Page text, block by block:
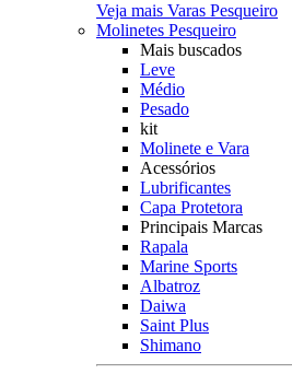
Veja mais Varas Pesqueiro
Molinetes Pesqueiro
Mais buscados
Leve
Médio
Pesado
kit
Molinete e Vara
Acessórios
Lubrificantes
Capa Protetora
Principais Marcas
Rapala
Marine Sports
Albatroz
Daiwa
Saint Plus
Shimano